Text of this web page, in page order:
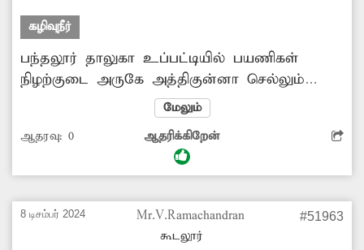
கழிவுநீர்
பந்தலூர் தாலுகா உப்பட்டியில் பயணிகள்
நிழற்குடை அருகே அத்திகுன்னா செல்லும்
சாலையோரத்தில் பொது கழிப்பிடம் உள்ளது.
இந்த கழிப்பிடம் மூடி கிடப்பதால் அங்கு வந்து
செல்பவர்கள் இயற்கை உபாதைகளை கழிக்க
இடம் இல்லாமல் அவதிப்படுகின்றனர். எனவே
பயன்பாட்டுக்கு விட நெல்லியாளம் நகராட்சி
நிர்வாகம் நடவடிக்கை எடுக்க வேண்டும்.
மேலும்
ஆதரவு: 0 ஆதரிக்கிறேன்
8 டிசம்பர் 2024
Mr.V.Ramachandran
கூடலூர்
#51963